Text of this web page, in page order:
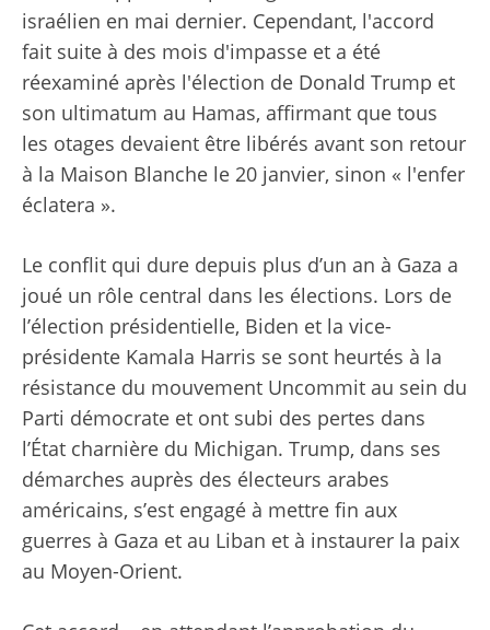
israélien en mai dernier. Cependant, l'accord
fait suite à des mois d'impasse et a été
réexaminé après l'élection de Donald Trump et
son ultimatum au Hamas, affirmant que tous
les otages devaient être libérés avant son retour
à la Maison Blanche le 20 janvier, sinon « l'enfer
éclatera ».
Le conflit qui dure depuis plus d’un an à Gaza a
joué un rôle central dans les élections. Lors de
l’élection présidentielle, Biden et la vice-
présidente Kamala Harris se sont heurtés à la
résistance du mouvement Uncommit au sein du
Parti démocrate et ont subi des pertes dans
l’État charnière du Michigan. Trump, dans ses
démarches auprès des électeurs arabes
américains, s’est engagé à mettre fin aux
guerres à Gaza et au Liban et à instaurer la paix
au Moyen-Orient.